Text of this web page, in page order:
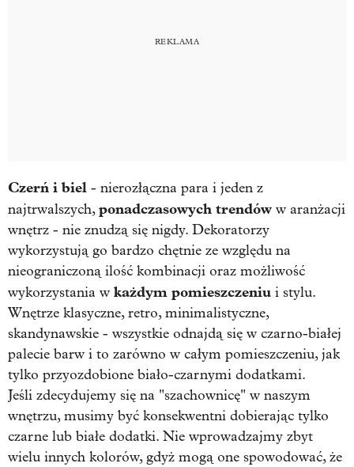
Czerń i biel - nierozłączna para i jeden z
najtrwalszych,ponadczasowych trendów w aranżacji
wnętrz - nie znudzą się nigdy. Dekoratorzy
wykorzystują go bardzo chętnie ze względu na
nieograniczoną ilość kombinacji oraz możliwość
wykorzystania w każdym pomieszczeniu i stylu.
Wnętrze klasyczne, retro, minimalistyczne,
skandynawskie - wszystkie odnajdą się w czarno-białej
palecie barw i to zarówno w całym pomieszczeniu, jak
tylko przyozdobione biało-czarnymi dodatkami.
Jeśli zdecydujemy się na "szachownicę" w naszym
wnętrzu, musimy być konsekwentni dobierając tylko
czarne lub białe dodatki. Nie wprowadzajmy zbyt
wielu innych kolorów, gdyż mogą one spowodować, że